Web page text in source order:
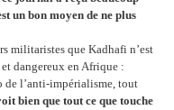
un bon moyen de ne plus
militaristes que Kadhafi n’est
dangereux en Afrique :
de l’anti-impérialisme, tout
bien que tout ce que touche